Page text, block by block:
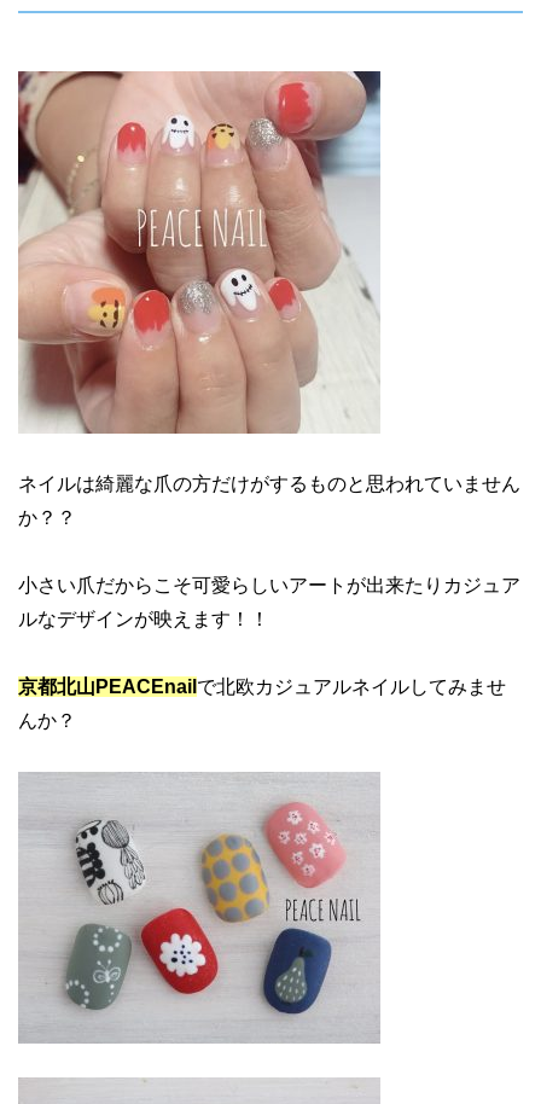
ネイルは綺麗な爪の方だけがするものと思われていません
か？？
小さい爪だからこそ可愛らしいアートが出来たりカジュア
ルなデザインが映えます！！
京都北山PEACEnail で北欧カジュアルネイルしてみませ
んか？